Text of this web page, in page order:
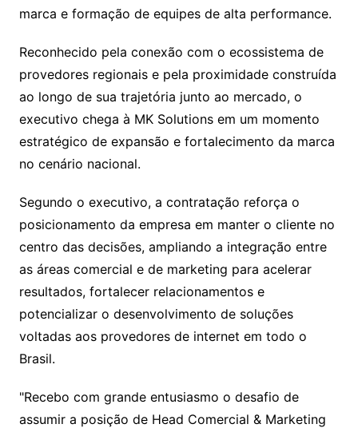
marca e formação de equipes de alta performance.
Reconhecido pela conexão com o ecossistema de
provedores regionais e pela proximidade construída
ao longo de sua trajetória junto ao mercado, o
executivo chega à MK Solutions em um momento
estratégico de expansão e fortalecimento da marca
no cenário nacional.
Segundo o executivo, a contratação reforça o
posicionamento da empresa em manter o cliente no
centro das decisões, ampliando a integração entre
as áreas comercial e de marketing para acelerar
resultados, fortalecer relacionamentos e
potencializar o desenvolvimento de soluções
voltadas aos provedores de internet em todo o
Brasil.
"Recebo com grande entusiasmo o desafio de
assumir a posição de Head Comercial & Marketing